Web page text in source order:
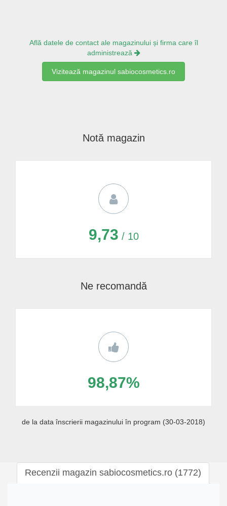
Află datele de contact ale magazinului și firma care îl
administrează
Vizitează magazinul sabiocosmetics.ro
Notă magazin
9,73 / 10
Ne recomandă
98,87%
de la data înscrierii magazinului în program (30-03-2018)
Recenzii magazin sabiocosmetics.ro (1772)